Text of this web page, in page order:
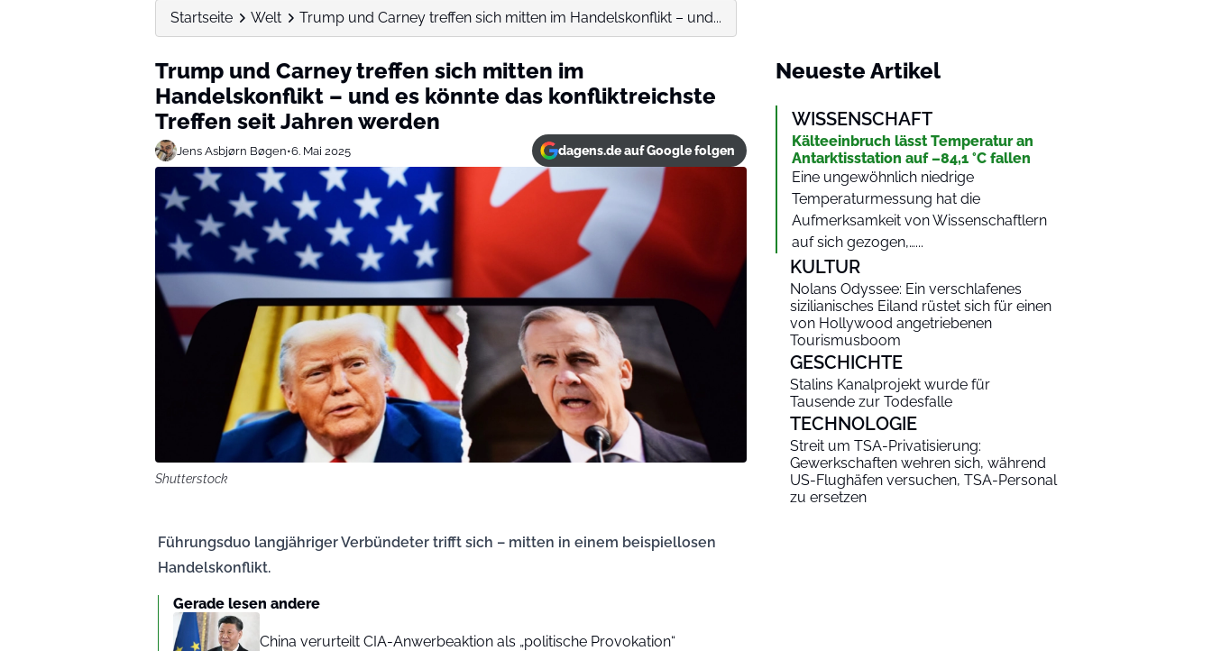
Startseite Welt Trump und Carney treffen sich mitten im Handelskonflikt – und...
Trump und Carney treffen sich mitten im
Handelskonflikt – und es könnte das konfliktreichste
Treffen seit Jahren werden
Jens Asbjørn Bøgen•6. Mai 2025 dagens.de auf Google folgen
Shutterstock
Führungsduo langjähriger Verbündeter trifft sich – mitten in einem beispiellosen
Handelskonflikt.
Gerade lesen andere
China verurteilt CIA-Anwerbeaktion als „politische Provokation“
Neueste Artikel
WISSENSCHAFT
Kälteeinbruch lässt Temperatur an
Antarktisstation auf –84,1 °C fallen
Eine ungewöhnlich niedrige
Temperaturmessung hat die
Aufmerksamkeit von Wissenschaftlern
auf sich gezogen,…...
KULTUR
Nolans Odyssee: Ein verschlafenes
sizilianisches Eiland rüstet sich für einen
von Hollywood angetriebenen
Tourismusboom
GESCHICHTE
Stalins Kanalprojekt wurde für
Tausende zur Todesfalle
TECHNOLOGIE
Streit um TSA-Privatisierung:
Gewerkschaften wehren sich, während
US-Flughäfen versuchen, TSA-Personal
zu ersetzen